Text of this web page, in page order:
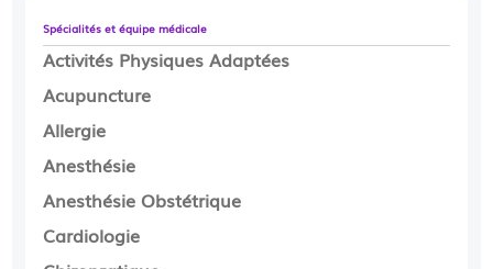
login médecin Multi-établissements: amultietab
(gastro)
--
ESPACE PATIENT:
login F.AMICARE: amipat , login G.AUTONOME:
gautonome, login J.SUMMER: jsummer (+fille
Summer)
--
(FM):(login: @yopmail.com)
Spécialités et équipe médicale
Activités Physiques Adaptées
Acupuncture
Allergie
Anesthésie
Anesthésie Obstétrique
Cardiologie